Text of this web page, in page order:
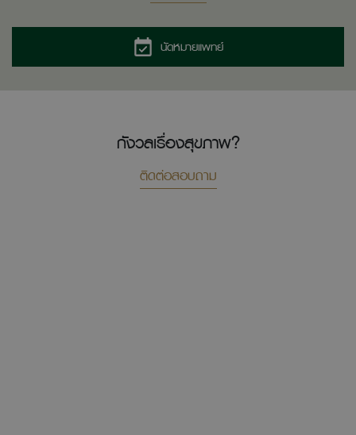
นัดหมายแพทย์
กังวลเรื่องสุขภาพ?
ติดต่อสอบถาม